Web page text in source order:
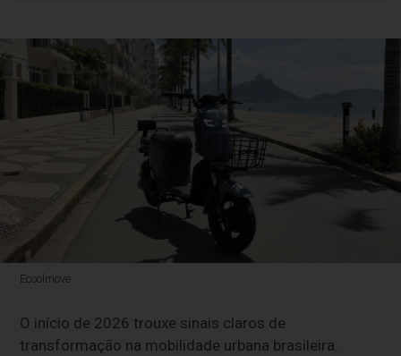
Ecoolmove
O início de 2026 trouxe sinais claros de
transformação na mobilidade urbana brasileira.